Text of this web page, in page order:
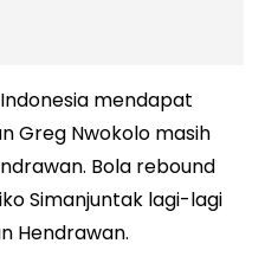
mendapat
Greg Nwokolo masih
Bola rebound
Simanjuntak lagi-lagi
Hendrawan.